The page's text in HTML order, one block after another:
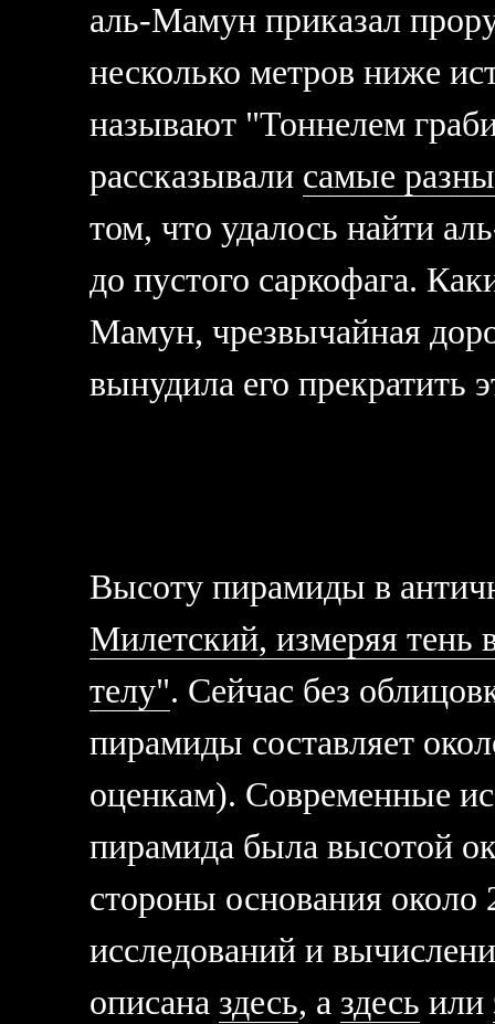
аль-Мамун приказал
несколько метров ниже
называют "Тоннелем
рассказывали самые
том, что удалось найти
до пустого саркофага.
Мамун, чрезвычайная
вынудила его прекратить
Высоту пирамиды в
Милетский, измеряя тень
телу". Сейчас без
пирамиды составляет
оценкам). Современные
пирамида была высотой
стороны основания
исследований и
описана здесь, а здесь или